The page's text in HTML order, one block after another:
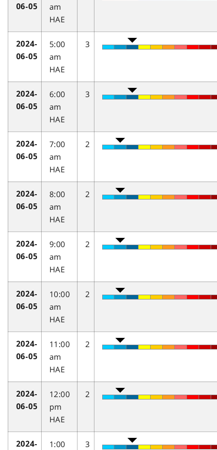
06-05
am
HAE
2024-
06-05
5:00
am
HAE
3
2024-
06-05
6:00
am
HAE
3
2024-
06-05
7:00
am
HAE
2
2024-
06-05
8:00
am
HAE
2
2024-
06-05
9:00
am
HAE
2
2024-
06-05
10:00
am
HAE
2
2024-
06-05
11:00
am
HAE
2
2024-
06-05
12:00
pm
HAE
2
2024-
1:00
3